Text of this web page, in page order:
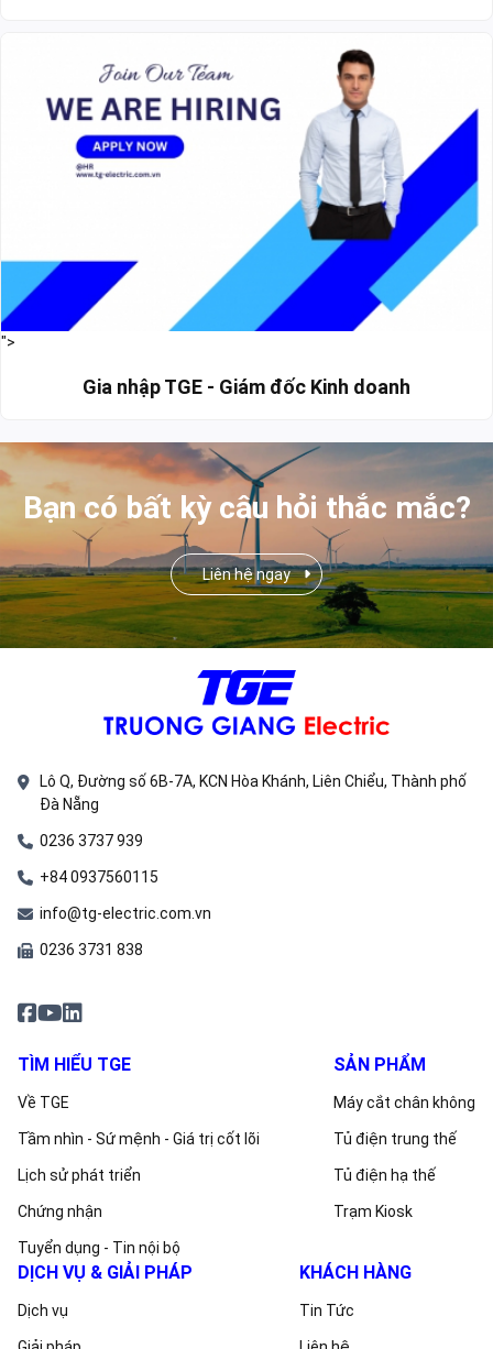
">
Gia nhập TGE - Giám đốc Kinh doanh
Bạn có bất kỳ câu hỏi thắc mắc?
Liên hệ ngay
Lô Q, Đường số 6B-7A, KCN Hòa Khánh, Liên Chiểu, Thành phố
Đà Nẵng
0236 3737 939
+84 0937560115
info@tg-electric.com.vn
0236 3731 838
TÌM HIỂU TGE
Về TGE
Tầm nhìn - Sứ mệnh - Giá trị cốt lõi
Lịch sử phát triển
Chứng nhận
Tuyển dụng - Tin nội bộ
SẢN PHẨM
Máy cắt chân không
Tủ điện trung thế
Tủ điện hạ thế
Trạm Kiosk
DỊCH VỤ & GIẢI PHÁP
Dịch vụ
KHÁCH HÀNG
Tin Tức